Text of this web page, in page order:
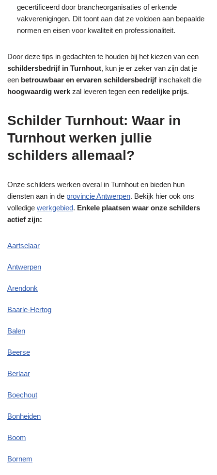
gecertificeerd door brancheorganisaties of erkende
vakverenigingen. Dit toont aan dat ze voldoen aan bepaalde
normen en eisen voor kwaliteit en professionaliteit.
Door deze tips in gedachten te houden bij het kiezen van een
schildersbedrijf in Turnhout, kun je er zeker van zijn dat je
een betrouwbaar en ervaren schildersbedrijf inschakelt die
hoogwaardig werk zal leveren tegen een redelijke prijs.
Schilder Turnhout: Waar in
Turnhout werken jullie
schilders allemaal?
Onze schilders werken overal in Turnhout en bieden hun
diensten aan in de provincie Antwerpen. Bekijk hier ook ons
volledige werkgebied. Enkele plaatsen waar onze schilders
actief zijn:
Aartselaar
Antwerpen
Arendonk
Baarle-Hertog
Balen
Beerse
Berlaar
Boechout
Bonheiden
Boom
Bornem